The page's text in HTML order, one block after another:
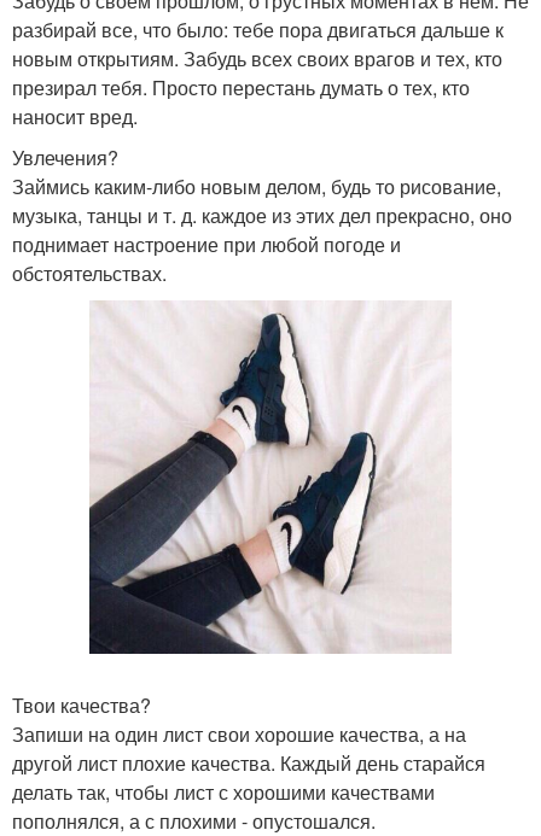
разбирай все, что было: тебе пора двигаться дальше к
новым открытиям. Забудь всех своих врагов и тех, кто
презирал тебя. Просто перестань думать о тех, кто
наносит вред.
Увлечения?
Займись каким-либо новым делом, будь то рисование,
музыка, танцы и т. д. каждое из этих дел прекрасно, оно
поднимает настроение при любой погоде и
обстоятельствах.
Твои качества?
Запиши на один лист свои хорошие качества, а на
другой лист плохие качества. Каждый день старайся
делать так, чтобы лист с хорошими качествами
пополнялся, а с плохими - опустошался.